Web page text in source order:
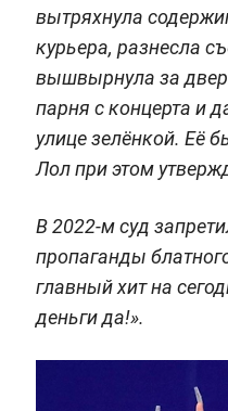
вытряхнула
курьера, разнесла
вышвырнула за
парня с концерта и
улице зелёнкой. Её
Лол при этом
В 2022-м суд
пропаганды
главный хит на
деньги да!».